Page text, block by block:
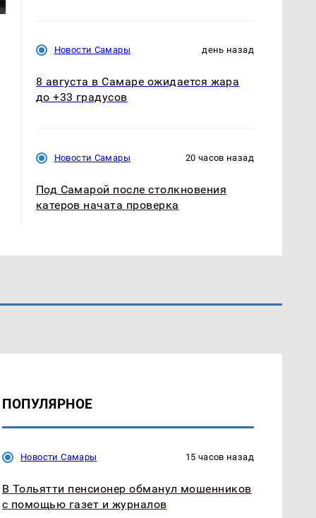
Новости Самары день назад
8 августа в Самаре ожидается жара
до +33 градусов
Новости Самары 20 часов назад
Под Самарой после столкновения
катеров начата проверка
ПОПУЛЯРНОЕ
Новости Самары 15 часов назад
В Тольятти пенсионер обманул мошенников
с помощью газет и журналов